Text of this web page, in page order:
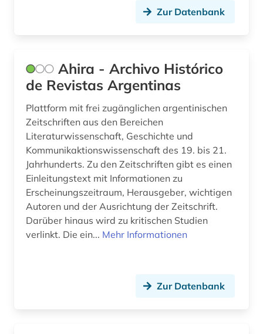
einsprachiges wörterbuch (1)
elektronische publikation (2)
elektronische ressource (1)
elektronische zeitschrift (13)
elektronisches buch (23)
elektronisches publizieren (1)
elvish (1)
england (1)
englisch (37)
Zur Datenbank
Ahira - Archivo Histórico
de Revistas Argentinas
Plattform mit frei zugänglichen argentinischen
Zeitschriften aus den Bereichen
Literaturwissenschaft, Geschichte und
Kommunikaktionswissenschaft des 19. bis 21.
Jahrhunderts. Zu den Zeitschriften gibt es einen
Einleitungstext mit Informationen zu
Erscheinungszeitraum, Herausgeber, wichtigen
Autoren und der Ausrichtung der Zeitschrift.
Darüber hinaus wird zu kritischen Studien
verlinkt. Die ein... Mehr Informationen
Zur Datenbank